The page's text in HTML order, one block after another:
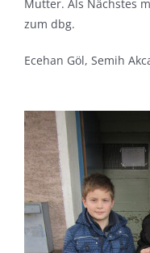
Mutter. Als Nächstes
zum dbg.
Ecehan Göl, Semih